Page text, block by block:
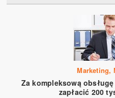
Marketing,
Za kompleksową
zapłacić 200